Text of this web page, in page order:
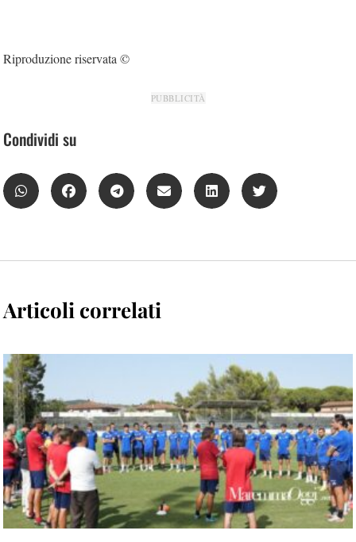
Riproduzione riservata ©
PUBBLICITÀ
Condividi su
Articoli correlati